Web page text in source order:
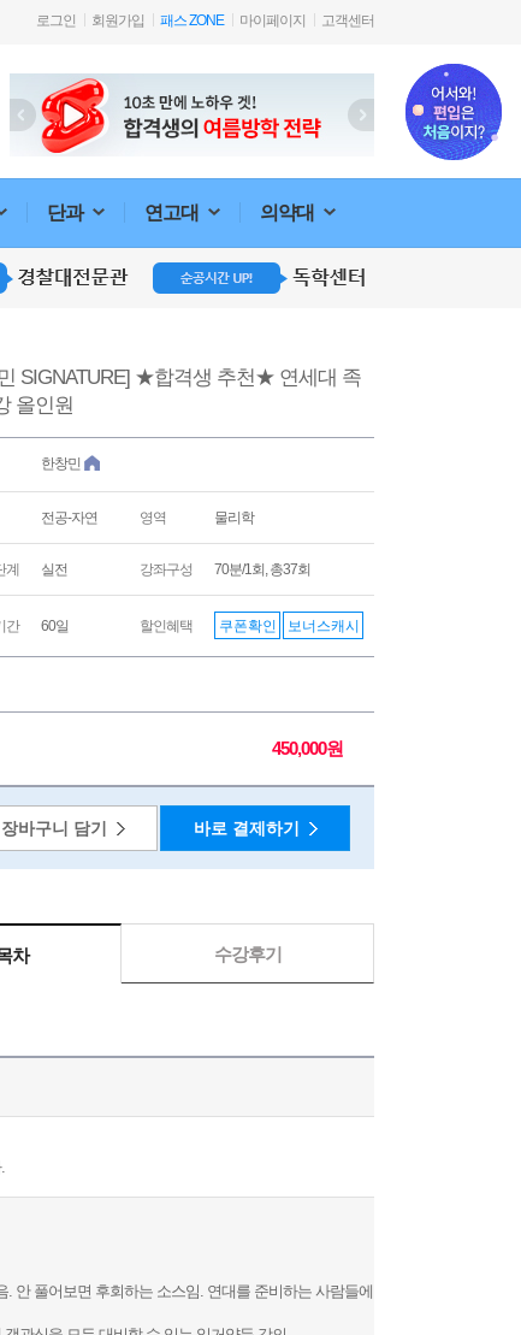
로그인 회원가입 패스 ZONE 마이페이지 고객센터
단과 연고대 의약대
SIGNATURE] ★합격생 추천★ 연세대 족
올인원
한창민
전공-자연 영역 물리학
계 실전 강좌구성 70분/1회, 총37회
간 60일 할인혜택 쿠폰확인 보너스캐시
450,000원
장바구니 담기 바로 결제하기
차 수강후기
안 풀어보면 후회하는 소스임. 연대를 준비하는 사람들에